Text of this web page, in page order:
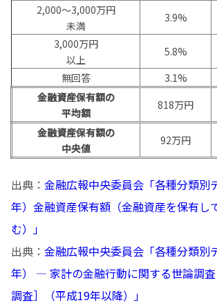
2,000～3,000万円
未満
3.9%
3,000万円
以上
5.8%
無回答
3.1%
金融資産保有額の
平均額
818万円
金融資産保有額の
中央値
92万円
出典： 金融広報中央委員会「各種分類別
年）金融資産保有額（金融資産を保有し
む）」
出典： 金融広報中央委員会「各種分類別
年） ― 家計の金融行動に関する世論調
調査］（平成19年以降）」